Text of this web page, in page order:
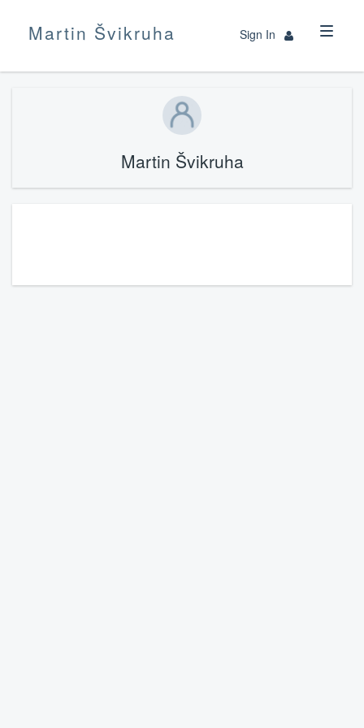
Sign In
Martin Švikruha
Martin Švikruha